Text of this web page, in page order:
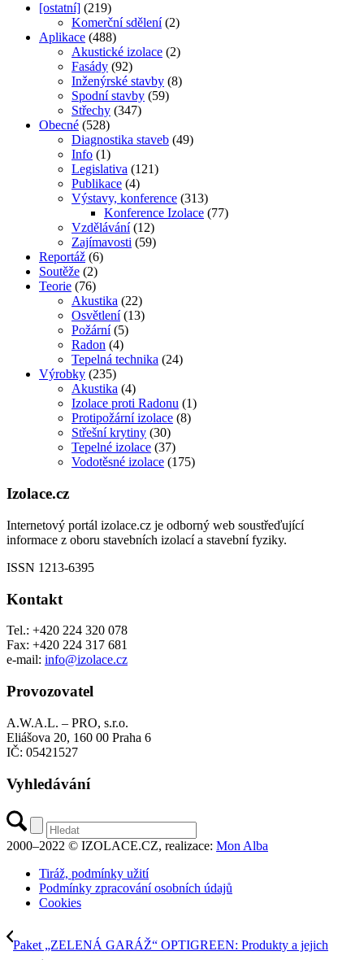
[ostatní] (219)
Komerční sdělení (2)
Aplikace (488)
Akustické izolace (2)
Fasády (92)
Inženýrské stavby (8)
Spodní stavby (59)
Střechy (347)
Obecné (528)
Diagnostika staveb (49)
Info (1)
Legislativa (121)
Publikace (4)
Výstavy, konference (313)
Konference Izolace (77)
Vzdělávání (12)
Zajímavosti (59)
Reportáž (6)
Soutěže (2)
Teorie (76)
Akustika (22)
Osvětlení (13)
Požární (5)
Radon (4)
Tepelná technika (24)
Výrobky (235)
Akustika (4)
Izolace proti Radonu (1)
Protipožární izolace (8)
Střešní krytiny (30)
Tepelné izolace (37)
Vodotěsné izolace (175)
Izolace.cz
Internetový portál izolace.cz je odborný web soustřeďující
informace z oboru stavebních izolací a stavební fyziky.
ISSN 1213-6395
Kontakt
Tel.: +420 224 320 078
Fax: +420 224 317 681
e-mail: info@izolace.cz
Provozovatel
A.W.A.L. – PRO, s.r.o.
Eliášova 20, 160 00 Praha 6
IČ: 05421527
Vyhledávání
2000–2022 © IZOLACE.CZ, realizace: Mon Alba
Tiráž, podmínky užití
Podmínky zpracování osobních údajů
Cookies
Paket „ZELENÁ GARÁŽ“ OPTIGREEN: Produkty a jejich